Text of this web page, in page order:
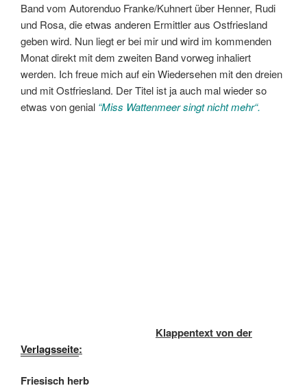
Band vom Autorenduo Franke/Kuhnert über Henner, Rudi
und Rosa, die etwas anderen Ermittler aus Ostfriesland
geben wird. Nun liegt er bei mir und wird im kommenden
Monat direkt mit dem zweiten Band vorweg inhaliert
werden. Ich freue mich auf ein Wiedersehen mit den dreien
und mit Ostfriesland. Der Titel ist ja auch mal wieder so
etwas von genial “Miss Wattenmeer singt nicht mehr“.
Klappentext von der
Verlagsseite:
Friesisch herb